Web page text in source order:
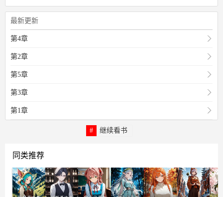
最新更新
第4章
第2章
第5章
第3章
第1章
继续看书
同类推荐